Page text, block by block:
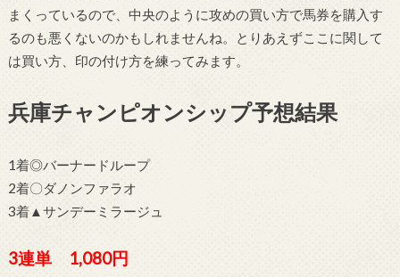
まくっているので、中央のように攻めの買い方で馬券を購入す
るのも悪くないのかもしれませんね。とりあえずここに関して
は買い方、印の付け方を練ってみます。
兵庫チャンピオンシップ予想結果
1着◎バーナードループ
2着〇ダノンファラオ
3着▲サンデーミラージュ
3連単 1,080円